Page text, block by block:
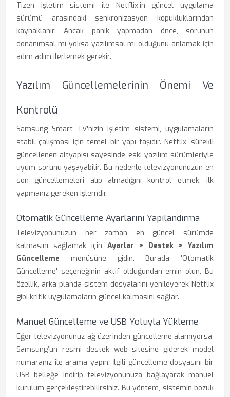
Tizen işletim sistemi ile Netflix’in güncel uygulama
sürümü arasındaki senkronizasyon kopukluklarından
kaynaklanır. Ancak panik yapmadan önce, sorunun
donanımsal mı yoksa yazılımsal mı olduğunu anlamak için
adım adım ilerlemek gerekir.
Yazılım Güncellemelerinin Önemi Ve
Kontrolü
Samsung Smart TV'nizin işletim sistemi, uygulamaların
stabil çalışması için temel bir yapı taşıdır. Netflix, sürekli
güncellenen altyapısı sayesinde eski yazılım sürümleriyle
uyum sorunu yaşayabilir. Bu nedenle televizyonunuzun en
son güncellemeleri alıp almadığını kontrol etmek, ilk
yapmanız gereken işlemdir.
Otomatik Güncelleme Ayarlarını Yapılandırma
Televizyonunuzun her zaman en güncel sürümde
kalmasını sağlamak için Ayarlar > Destek > Yazılım
Güncelleme menüsüne gidin. Burada 'Otomatik
Güncelleme' seçeneğinin aktif olduğundan emin olun. Bu
özellik, arka planda sistem dosyalarını yenileyerek Netflix
gibi kritik uygulamaların güncel kalmasını sağlar.
Manuel Güncelleme ve USB Yoluyla Yükleme
Eğer televizyonunuz ağ üzerinden güncelleme alamıyorsa,
Samsung’un resmi destek web sitesine giderek model
numaranız ile arama yapın. İlgili güncelleme dosyasını bir
USB belleğe indirip televizyonunuza bağlayarak manuel
kurulum gerçekleştirebilirsiniz. Bu yöntem, sistemin bozuk